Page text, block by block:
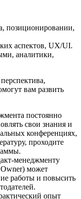
позиционировании,
аспектов, UX/UI.
аналитики,
вам развить
постоянно
свои знания и
конференциях,
проходите
менеджменту
может
работы и повысить
опыт